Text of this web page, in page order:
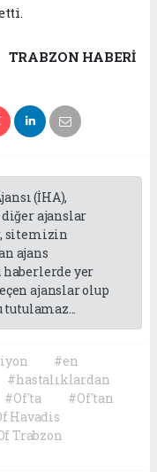
TRABZON HABERİ
(İHA),
diğer ajanslar
sitemizin
ajans
yer
ajanslar olup
#en
#hastalıklardan
#Of'ta
#Of'tan
Havadis
Trabzon